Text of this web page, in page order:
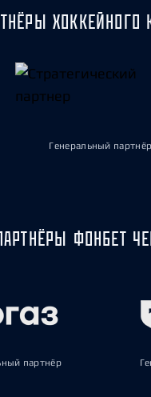
ХОККЕЙНОГО
Генеральный партнёр
ФОНБЕТ
партнёр